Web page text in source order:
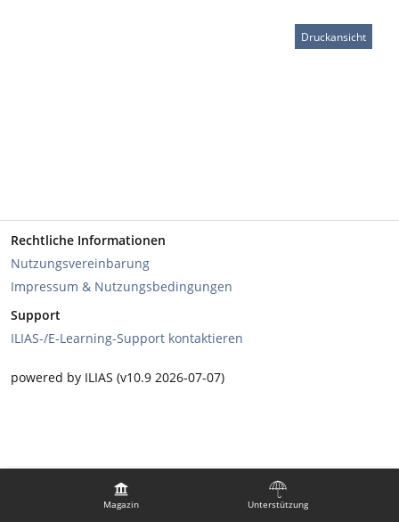
Magazin Unterstützung
Rechtliche Informationen
Nutzungsvereinbarung
Impressum & Nutzungsbedingungen
Support
ILIAS-/E-Learning-Support kontaktieren
powered by ILIAS (v10.9 2026-07-07)